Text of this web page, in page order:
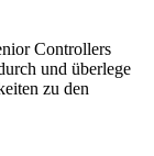
Controllers
und überlege
zu den